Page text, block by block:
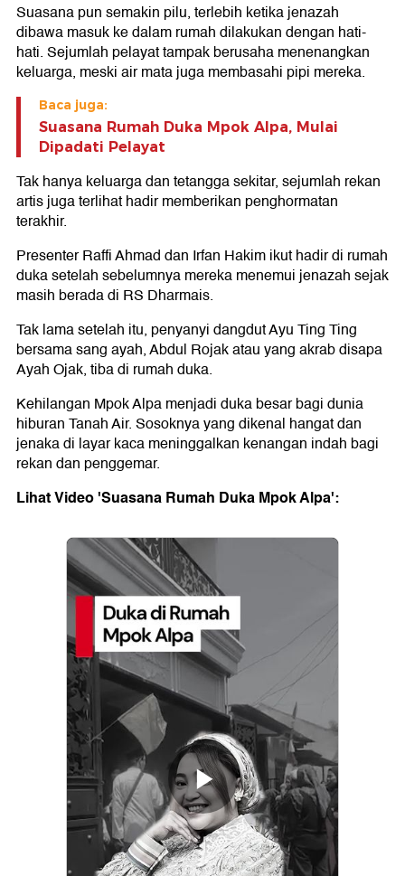
Suasana pun semakin pilu, terlebih ketika jenazah
dibawa masuk ke dalam rumah dilakukan dengan hati-
hati. Sejumlah pelayat tampak berusaha menenangkan
keluarga, meski air mata juga membasahi pipi mereka.
Baca juga:
Suasana Rumah Duka Mpok Alpa, Mulai
Dipadati Pelayat
Tak hanya keluarga dan tetangga sekitar, sejumlah rekan
artis juga terlihat hadir memberikan penghormatan
terakhir.
Presenter Raffi Ahmad dan Irfan Hakim ikut hadir di rumah
duka setelah sebelumnya mereka menemui jenazah sejak
masih berada di RS Dharmais.
Tak lama setelah itu, penyanyi dangdut Ayu Ting Ting
bersama sang ayah, Abdul Rojak atau yang akrab disapa
Ayah Ojak, tiba di rumah duka.
Kehilangan Mpok Alpa menjadi duka besar bagi dunia
hiburan Tanah Air. Sosoknya yang dikenal hangat dan
jenaka di layar kaca meninggalkan kenangan indah bagi
rekan dan penggemar.
Lihat Video 'Suasana Rumah Duka Mpok Alpa':